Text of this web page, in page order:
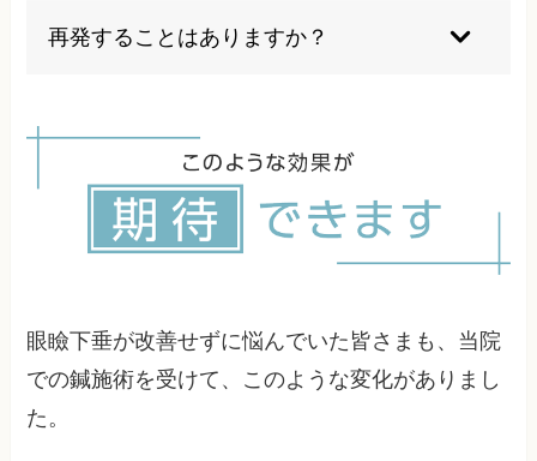
ることが多いです。
再発することはありますか？
す。
眼瞼下垂が改善せずに悩んでいた皆さまも、当院
での鍼施術を受けて、このような変化がありまし
た。